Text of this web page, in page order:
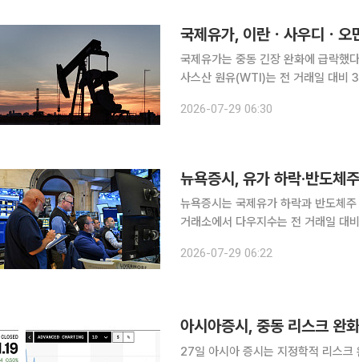
국제유가, 이란ㆍ사우디ㆍ
국제유가는 중동 긴장 완화에 급락했다. 28일(현지시간) 뉴욕상업거래소에서 9월물 미국 서
사스산 원유(WTI)는 전 거래일 대
다. CNBC방송에 따르면 아바스 아
2026-07-29 06:30
뉴욕증시, 유가 하락·반도
뉴욕증시는 국제유가 하락과 반도체주 약세가 맞
거래소에서 다우지수는 전 거래일
트(0.22%) 하락한 2만4876.91에
2026-07-29 06:22
아시아증시, 중동 리스크
27일 아시아 증시는 지정학적 리스크